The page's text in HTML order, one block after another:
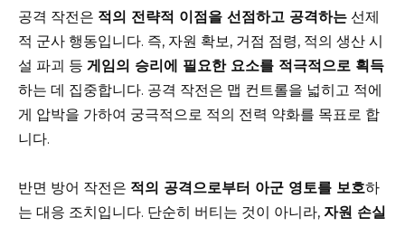
공격 작전은 적의 전략적 이점을 선점하고 공격하는 선제
적 군사 행동입니다. 즉, 자원 확보, 거점 점령, 적의 생산 시
설 파괴 등 게임의 승리에 필요한 요소를 적극적으로 획득
하는 데 집중합니다. 공격 작전은 맵 컨트롤을 넓히고 적에
게 압박을 가하여 궁극적으로 적의 전력 약화를 목표로 합
니다.
반면 방어 작전은 적의 공격으로부터 아군 영토를 보호하
는 대응 조치입니다. 단순히 버티는 것이 아니라, 자원 손실